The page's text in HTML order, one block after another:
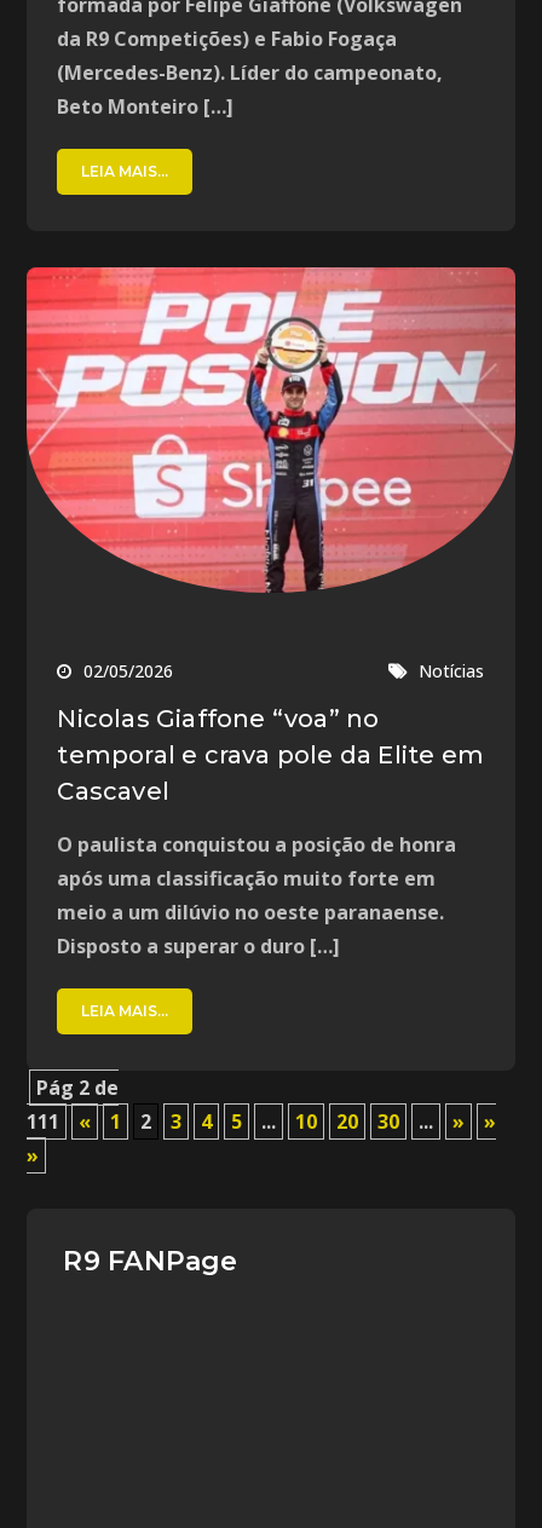
formada por Felipe Giaffone (Volkswagen
da R9 Competições) e Fabio Fogaça
(Mercedes-Benz). Líder do campeonato,
Beto Monteiro […]
LEIA MAIS...
02/05/2026 Notícias
Nicolas Giaffone “voa” no
temporal e crava pole da Elite em
Cascavel
O paulista conquistou a posição de honra
após uma classificação muito forte em
meio a um dilúvio no oeste paranaense.
Disposto a superar o duro […]
LEIA MAIS...
Pág 2 de
111
« 1 2 3 4 5 ... 10 20 30 ... »
»
»
R9 FANPage